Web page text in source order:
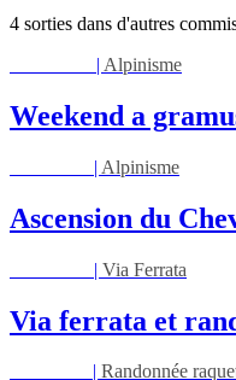
4 sorties dans d'autres
| Alpinisme
Weekend a
| Alpinisme
Ascension du
| Via Ferrata
Via ferrata et
Randonnée